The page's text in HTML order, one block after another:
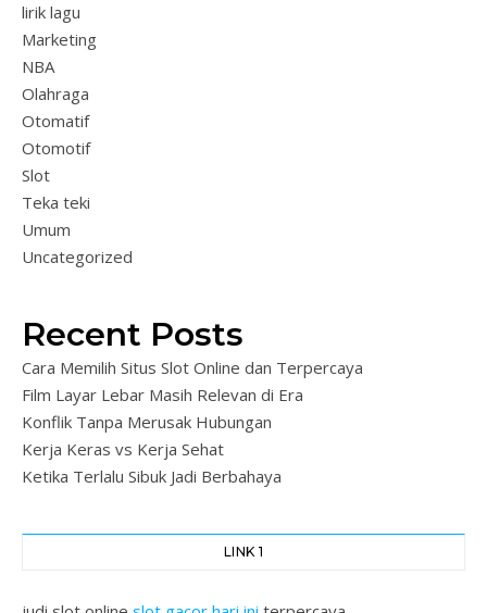
lirik lagu
Marketing
NBA
Olahraga
Otomatif
Otomotif
Slot
Teka teki
Umum
Uncategorized
Recent Posts
Cara Memilih Situs Slot Online dan Terpercaya
Film Layar Lebar Masih Relevan di Era
Konflik Tanpa Merusak Hubungan
Kerja Keras vs Kerja Sehat
Ketika Terlalu Sibuk Jadi Berbahaya
LINK 1